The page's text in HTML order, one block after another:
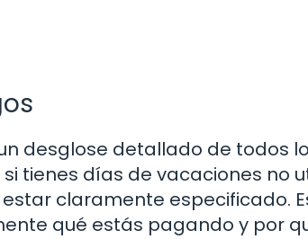
desglose detallado de todos
tienes días de vacaciones no
claramente especificado.
qué estás pagando y por